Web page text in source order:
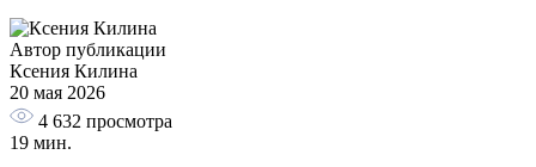
Автор публикации
Ксения Килина
20 мая 2026
4 632 просмотра
19 мин.